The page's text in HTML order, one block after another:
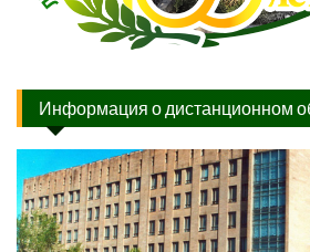
Информация о дистанционном